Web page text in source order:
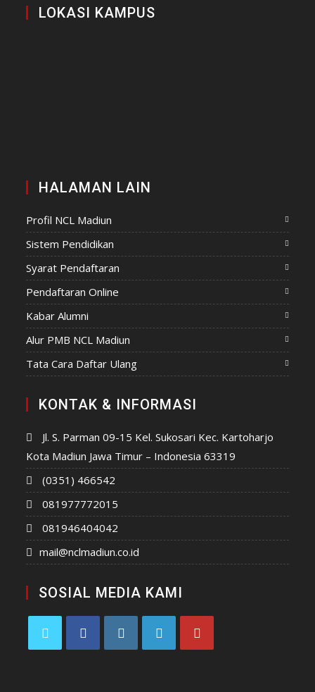
LOKASI KAMPUS
HALAMAN LAIN
Profil NCL Madiun
Sistem Pendidikan
Syarat Pendaftaran
Pendaftaran Online
Kabar Alumni
Alur PMB NCL Madiun
Tata Cara Daftar Ulang
KONTAK & INFORMASI
Jl. S. Parman 09-15 Kel. Sukosari Kec. Kartoharjo
Kota Madiun Jawa Timur – Indonesia 63319
(0351) 466542
081977772015
081946404042
mail@nclmadiun.co.id
SOSIAL MEDIA KAMI